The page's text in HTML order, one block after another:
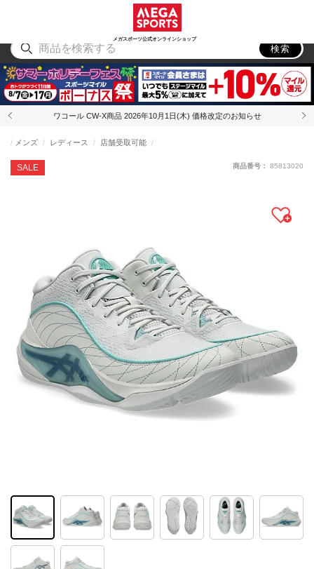
メガスポーツ公式オンラインショップ
アウトドア
検索
ワコール CW-X商品 2026年10月1日(木) 価格改定のお知らせ
SALE
メンズ レディース 店舗受取可能
商品番号： 85813020